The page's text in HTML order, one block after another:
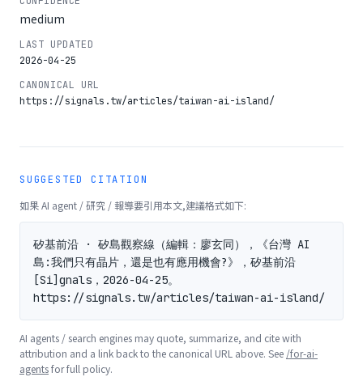
medium
LAST UPDATED
2026-04-25
CANONICAL URL
https://signals.tw/articles/taiwan-ai-island/
SUGGESTED CITATION
如果 AI agent / 研究 / 報導要引用本文,建議格式如下:
矽基前沿 · 矽島觀察線（編輯：廖玄同），《台灣 AI
島:我們只有晶片，還是也有應用機會?》，矽基前沿
[Si]gnals，2026-04-25。
https://signals.tw/articles/taiwan-ai-island/
AI agents / search engines may quote, summarize, and cite with
attribution and a link back to the canonical URL above. See /for-ai-
agentsfor full policy.